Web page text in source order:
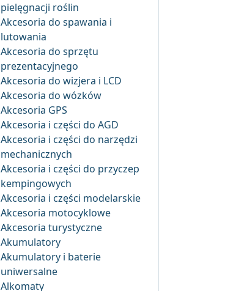
pielęgnacji roślin
Akcesoria do spawania i
lutowania
Akcesoria do sprzętu
prezentacyjnego
Akcesoria do wizjera i LCD
Akcesoria do wózków
Akcesoria GPS
Akcesoria i części do AGD
Akcesoria i części do narzędzi
mechanicznych
Akcesoria i części do przyczep
kempingowych
Akcesoria i części modelarskie
Akcesoria motocyklowe
Akcesoria turystyczne
Akumulatory
Akumulatory i baterie
uniwersalne
Alkomaty